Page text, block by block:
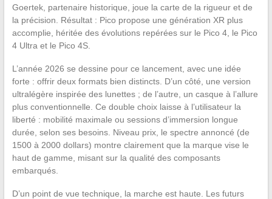
Goertek, partenaire historique, joue la carte de la rigueur et de
la précision. Résultat : Pico propose une génération XR plus
accomplie, héritée des évolutions repérées sur le Pico 4, le Pico
4 Ultra et le Pico 4S.
L’année 2026 se dessine pour ce lancement, avec une idée
forte : offrir deux formats bien distincts. D’un côté, une version
ultralégère inspirée des lunettes ; de l’autre, un casque à l’allure
plus conventionnelle. Ce double choix laisse à l’utilisateur la
liberté : mobilité maximale ou sessions d’immersion longue
durée, selon ses besoins. Niveau prix, le spectre annoncé (de
1500 à 2000 dollars) montre clairement que la marque vise le
haut de gamme, misant sur la qualité des composants
embarqués.
D’un point de vue technique, la marche est haute. Les futurs